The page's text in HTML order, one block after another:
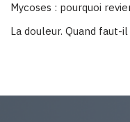
Mycoses : pourquoi
La douleur. Quand faut-